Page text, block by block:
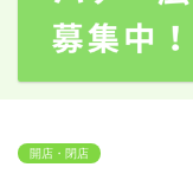
開店・閉店